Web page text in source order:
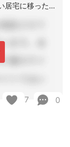
踏ん張らなくても大丈夫です。環境の良い居宅に移ったほうが良いと思います。わからな
7 0